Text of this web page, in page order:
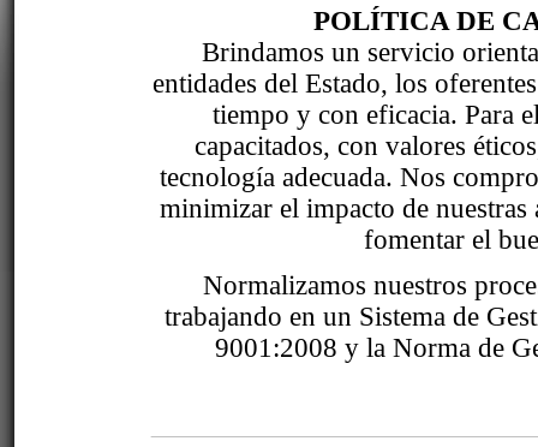
POLÍTICA DE
Brindamos un servicio
entidades del Estado, los
tiempo y con eficacia. Para
capacitados, con valores
tecnología adecuada. Nos
minimizar el impacto de
fomentar el
Normalizamos nuestros
trabajando en un Sistema de
9001:2008 y la Norma de